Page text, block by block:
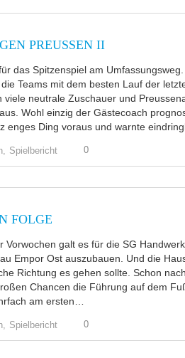
PREUSSEN II
das Spitzenspiel am Umfassungsweg.
Teams mit dem besten Lauf der
viele neutrale Zuschauer und
Wohl einzig der Gästecoach
enges Ding voraus und warnte
Spielbericht 0
FOLGE
Vorwochen galt es für die SG
Empor Ost auszubauen. Und die
Richtung es gehen sollte. Schon
Chancen die Führung auf dem
am ersten…
Spielbericht 0